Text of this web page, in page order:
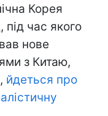
Корея
час якого
нове
з Китаю,
йдеться про